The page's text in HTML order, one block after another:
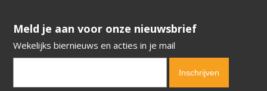
​​​​​​​Meld je aan voor onze nieuwsbrief
Wekelijks biernieuws en acties in je mail